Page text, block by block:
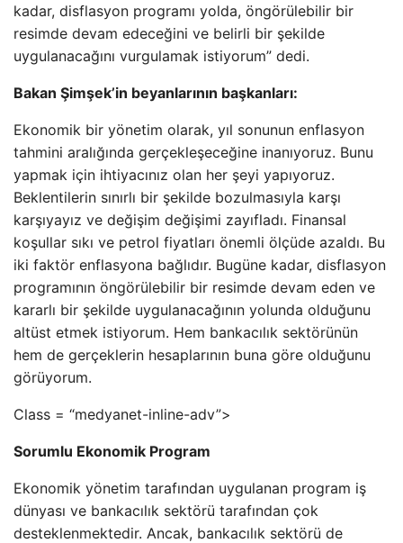
kadar, disflasyon programı yolda, öngörülebilir bir
resimde devam edeceğini ve belirli bir şekilde
uygulanacağını vurgulamak istiyorum” dedi.
Bakan Şimşek’in beyanlarının başkanları:
Ekonomik bir yönetim olarak, yıl sonunun enflasyon
tahmini aralığında gerçekleşeceğine inanıyoruz. Bunu
yapmak için ihtiyacınız olan her şeyi yapıyoruz.
Beklentilerin sınırlı bir şekilde bozulmasıyla karşı
karşıyayız ve değişim değişimi zayıfladı. Finansal
koşullar sıkı ve petrol fiyatları önemli ölçüde azaldı. Bu
iki faktör enflasyona bağlıdır. Bugüne kadar, disflasyon
programının öngörülebilir bir resimde devam eden ve
kararlı bir şekilde uygulanacağının yolunda olduğunu
altüst etmek istiyorum. Hem bankacılık sektörünün
hem de gerçeklerin hesaplarının buna göre olduğunu
görüyorum.
Class = “medyanet-inline-adv”>
Sorumlu Ekonomik Program
Ekonomik yönetim tarafından uygulanan program iş
dünyası ve bankacılık sektörü tarafından çok
desteklenmektedir. Ancak, bankacılık sektörü de